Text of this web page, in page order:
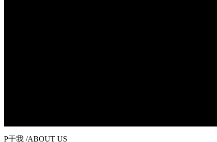
P于我 /ABOUT US